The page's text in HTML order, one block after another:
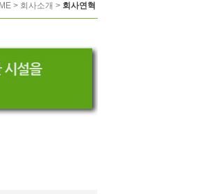
> 회사소개 > 회사연혁